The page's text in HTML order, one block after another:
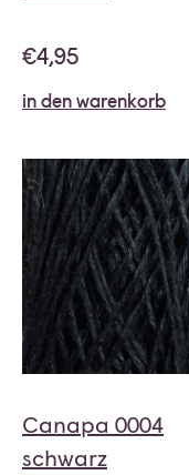
€4,95
in den warenkorb
Canapa 0004
schwarz